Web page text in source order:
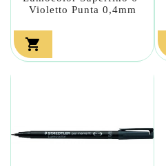
Violetto Punta 0,4mm
